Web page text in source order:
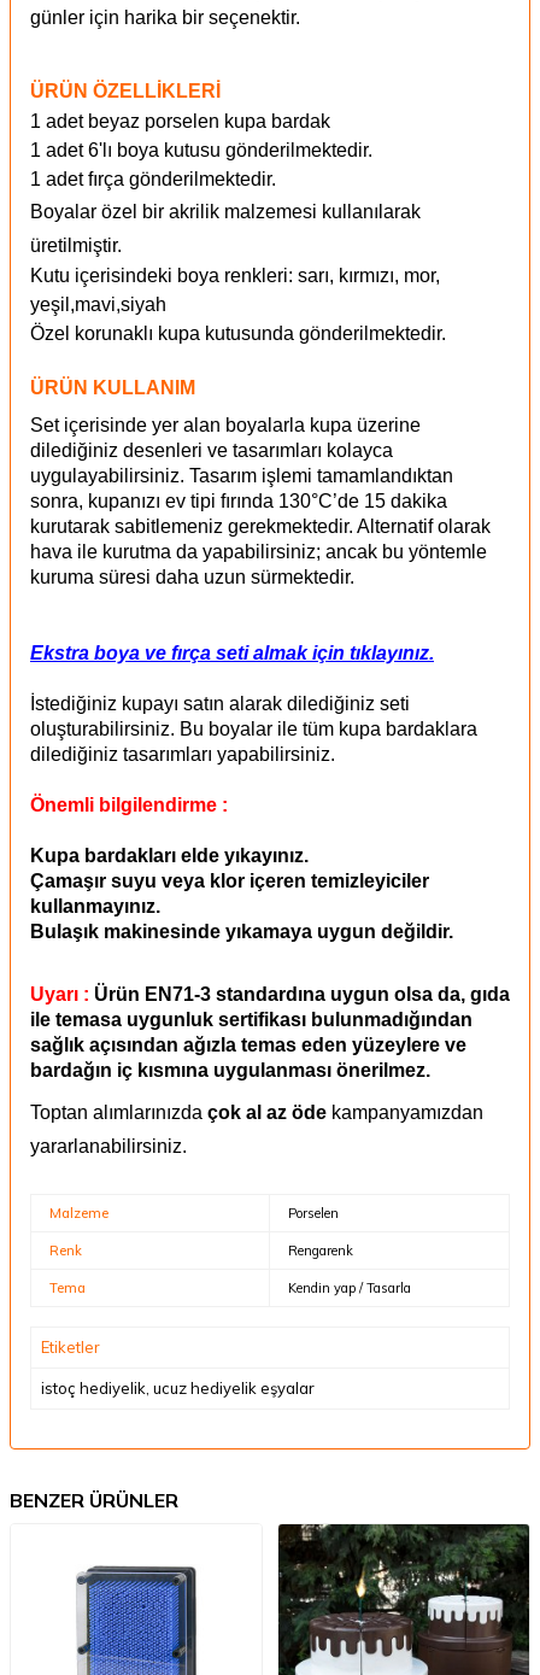
günler için harika bir seçenektir.
ÜRÜN ÖZELLİKLERİ
1 adet beyaz porselen kupa bardak
1 adet 6'lı boya kutusu gönderilmektedir.
1 adet fırça gönderilmektedir.
Boyalar özel bir akrilik malzemesi kullanılarak
üretilmiştir.
Kutu içerisindeki boya renkleri: sarı, kırmızı, mor,
yeşil,mavi,siyah
Özel korunaklı kupa kutusunda gönderilmektedir.
ÜRÜN KULLANIM
Set içerisinde yer alan boyalarla kupa üzerine
dilediğiniz desenleri ve tasarımları kolayca
uygulayabilirsiniz. Tasarım işlemi tamamlandıktan
sonra, kupanızı ev tipi fırında 130°C’de 15 dakika
kurutarak sabitlemeniz gerekmektedir. Alternatif olarak
hava ile kurutma da yapabilirsiniz; ancak bu yöntemle
kuruma süresi daha uzun sürmektedir.
Ekstra boya ve fırça seti almak için tıklayınız.
İstediğiniz kupayı satın alarak dilediğiniz seti
oluşturabilirsiniz. Bu boyalar ile tüm kupa bardaklara
dilediğiniz tasarımları yapabilirsiniz.
Önemli bilgilendirme :
Kupa bardakları elde yıkayınız.
Çamaşır suyu veya klor içeren temizleyiciler
kullanmayınız.
Bulaşık makinesinde yıkamaya uygun değildir.
Uyarı : Ürün EN71-3 standardına uygun olsa da, gıda
ile temasa uygunluk sertifikası bulunmadığından
sağlık açısından ağızla temas eden yüzeylere ve
bardağın iç kısmına uygulanması önerilmez.
Toptan alımlarınızda çok al az öde kampanyamızdan
yararlanabilirsiniz.
Malzeme Porselen
Renk Rengarenk
Tema Kendin yap / Tasarla
Etiketler
istoç hediyelik ucuz hediyelik eşyalar
BENZER ÜRÜNLER